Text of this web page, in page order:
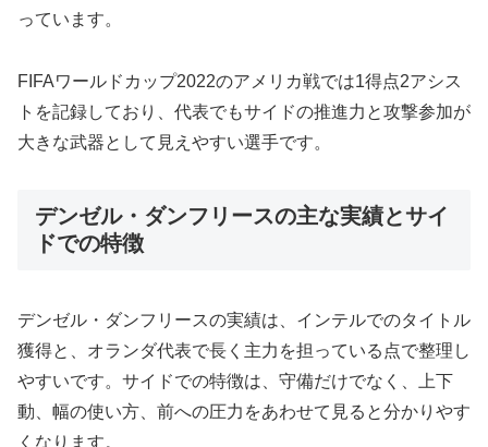
っています。
FIFAワールドカップ2022のアメリカ戦では1得点2アシス
トを記録しており、代表でもサイドの推進力と攻撃参加が
大きな武器として見えやすい選手です。
デンゼル・ダンフリースの主な実績とサイ
ドでの特徴
デンゼル・ダンフリースの実績は、インテルでのタイトル
獲得と、オランダ代表で長く主力を担っている点で整理し
やすいです。サイドでの特徴は、守備だけでなく、上下
動、幅の使い方、前への圧力をあわせて見ると分かりやす
くなります。